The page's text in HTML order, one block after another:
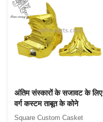
steel bars (66cm). Item Name
TX-Model 18#, the trophy
Material ...
अंतिम संस्कारों के सजावट के लिए
वर्ग कस्टम ताबूत के कोने
Square Custom Casket